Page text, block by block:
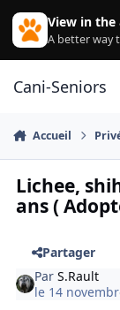
Aller au contenu
View in the
A better way
Cani-Seniors
Accueil
Lichee,
ans (
Partager
ParS.Rault
le 14